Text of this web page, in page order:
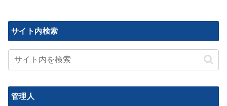
サイト内検索
管理人